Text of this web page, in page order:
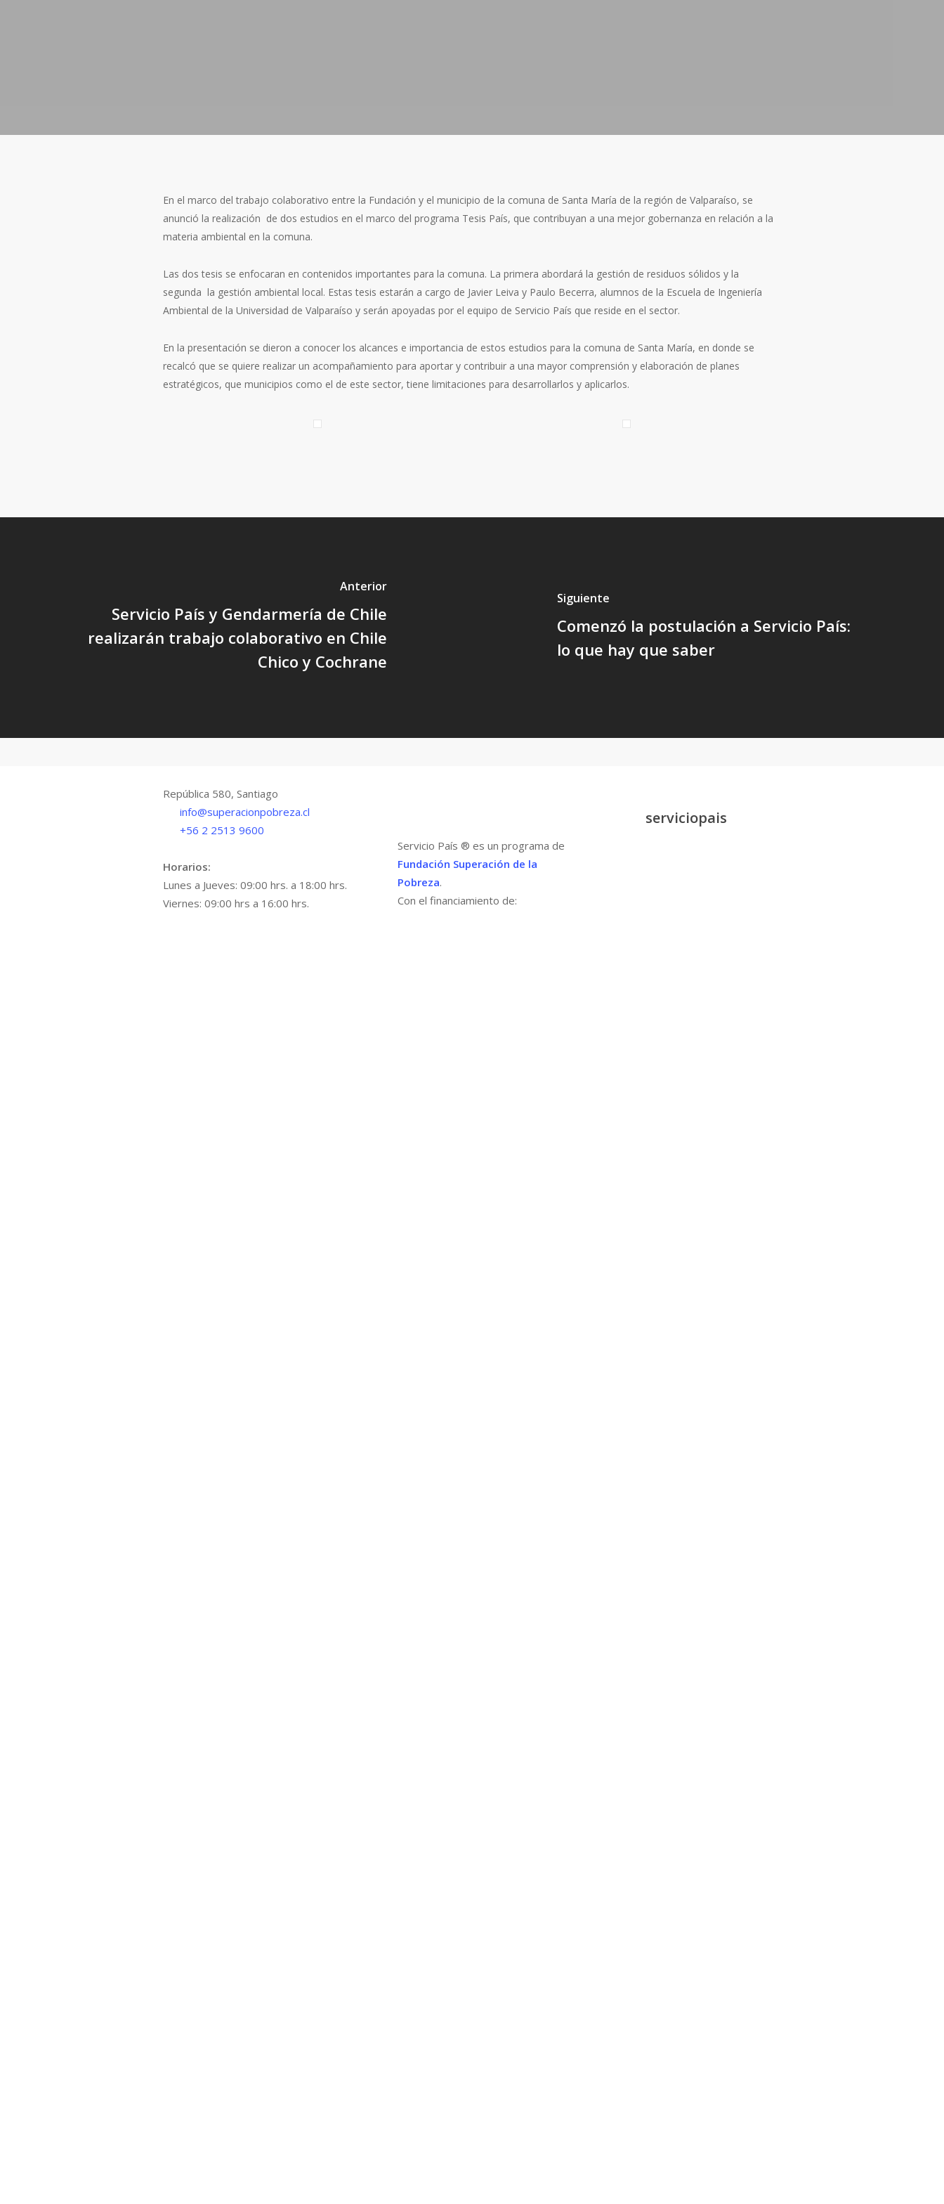
En el marco del trabajo colaborativo entre la Fundación y el municipio de la comuna de Santa María de la región de Valparaíso, se
anunció la realización de dos estudios en el marco del programa Tesis País, que contribuyan a una mejor gobernanza en relación a la
materia ambiental en la comuna.
Las dos tesis se enfocaran en contenidos importantes para la comuna. La primera abordará la gestión de residuos sólidos y la
segunda la gestión ambiental local. Estas tesis estarán a cargo de Javier Leiva y Paulo Becerra, alumnos de la Escuela de Ingeniería
Ambiental de la Universidad de Valparaíso y serán apoyadas por el equipo de Servicio País que reside en el sector.
En la presentación se dieron a conocer los alcances e importancia de estos estudios para la comuna de Santa María, en donde se
recalcó que se quiere realizar un acompañamiento para aportar y contribuir a una mayor comprensión y elaboración de planes
estratégicos, que municipios como el de este sector, tiene limitaciones para desarrollarlos y aplicarlos.
Anterior
Servicio País y Gendarmería de Chile
realizarán trabajo colaborativo en Chile
Chico y Cochrane
Siguiente
Comenzó la postulación a Servicio País:
lo que hay que saber
República 580, Santiago
info@superacionpobreza.cl
+56 2 2513 9600
Horarios:
Lunes a Jueves: 09:00 hrs. a 18:00 hrs.
Viernes: 09:00 hrs a 16:00 hrs.
Servicio País ® es un programa de
Fundación Superación de la
Pobreza.
Con el financiamiento de:
serviciopais